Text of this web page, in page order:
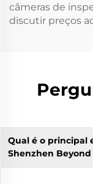
câmeras de
discutir preços
Qual é o principal
Shenzhen Beyond